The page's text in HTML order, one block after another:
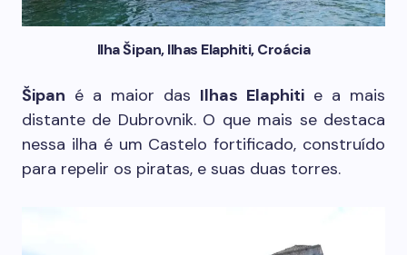
Ilha Šipan, Ilhas Elaphiti, Croácia
Šipan é a maior das Ilhas Elaphiti e a mais
distante de Dubrovnik. O que mais se destaca
nessa ilha é um Castelo fortificado, construído
para repelir os piratas, e suas duas torres.